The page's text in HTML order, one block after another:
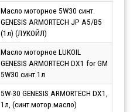
Масло моторное 5W30 синт.
GENESIS ARMORTECH JP A5/B5
(1л) (ЛУКОЙЛ)
Масло моторное LUKOIL
GENESIS ARMORTECH DX1 for GM
5W30 синт.1л
5W-30 GENESIS ARMORTECH DX1,
1л, (синт.мотор.масло)